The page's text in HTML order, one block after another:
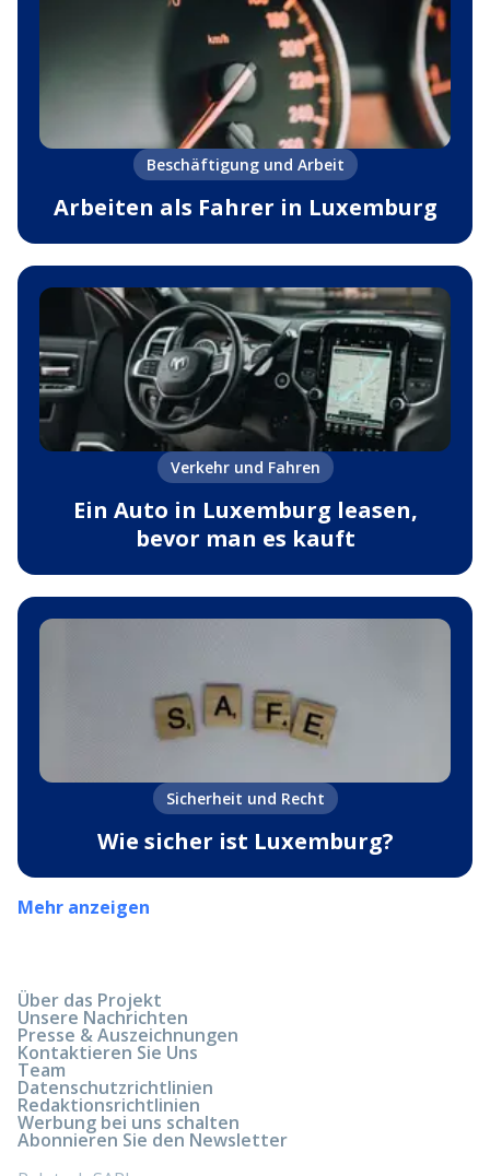
Beschäftigung und Arbeit
Arbeiten als Fahrer in Luxemburg
Verkehr und Fahren
Ein Auto in Luxemburg leasen,
bevor man es kauft
Sicherheit und Recht
Wie sicher ist Luxemburg?
Mehr anzeigen
Über das Projekt
Unsere Nachrichten
Presse & Auszeichnungen
Kontaktieren Sie Uns
Team
Datenschutzrichtlinien
Redaktionsrichtlinien
Werbung bei uns schalten
Abonnieren Sie den Newsletter